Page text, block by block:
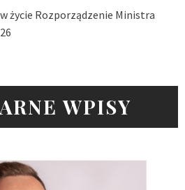
w życie Rozporządzenie Ministra
WPISY